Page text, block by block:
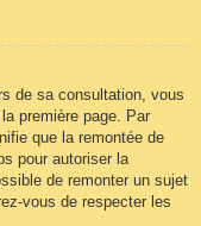
de sa consultation, vous
première page. Par
que la remontée de
pour autoriser la
de remonter un sujet
vous de respecter les